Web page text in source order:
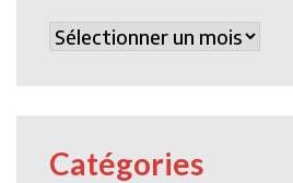
Archives
Catégories